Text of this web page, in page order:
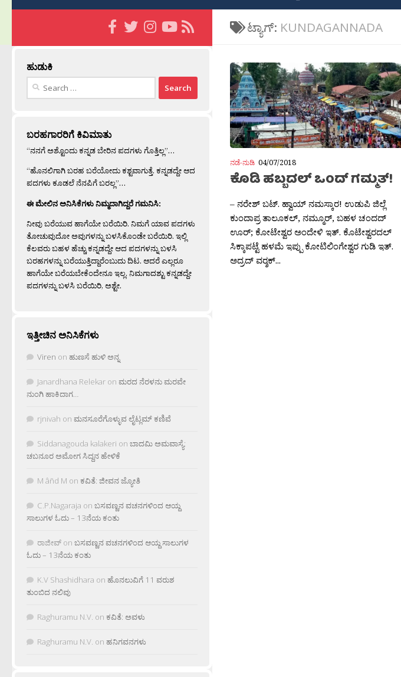
ಟ್ಯಾಗ್: KUNDAGANNADA
ನಡೆ-ನುಡಿ 04/07/2018
ಕೊಡಿ ಹಬ್ಬದಲ್ ಒಂದ್ ಗಮ್ಮತ್!
– ನರೇಶ್ ಬಟ್. ಹ್ವಾಯ್ ನಮಸ್ಕಾರ! ಉಡುಪಿ ಜಿಲ್ಲೆ
ಕುಂದಾಪ್ರ ತಾಲೂಕಲ್, ನಮ್ಮೂರ್, ಬಹಳ ಚಂದದ್
ಊರ‍್; ಕೋಟೇಶ್ವರ ಅಂದೇಳಿ ಇತ್. ಕೊಟೇಶ್ವರದಲ್
ಸಿಕ್ಕಾಪಟ್ಟೆ ಹಳಮೆ ಇಪ್ಪು ಕೋಟಿಲಿಂಗೇಶ್ವರ ಗುಡಿ ಇತ್.
ಅದ್ರದ್ ವರ‍್ಶಕ್...
ಹುಡುಕಿ
Search
ಬರಹಗಾರರಿಗೆ ಕಿವಿಮಾತು
“ನನಗೆ ಅಶ್ಟೊಂದು ಕನ್ನಡ ಬೇರಿನ ಪದಗಳು ಗೊತ್ತಿಲ್ಲ”…
“ಹೊನಲಿಗಾಗಿ ಬರಹ ಬರೆಯೋದು ಕಶ್ಟವಾಗುತ್ತೆ. ಕನ್ನಡದ್ದೇ ಆದ
ಪದಗಳು ಕೂಡಲೆ ನೆನಪಿಗೆ ಬರಲ್ಲ”…
ಈ ಮೇಲಿನ ಅನಿಸಿಕೆಗಳು ನಿಮ್ಮದಾಗಿದ್ದರೆ ಗಮನಿಸಿ:
ನೀವು ಬರೆಯುವ ಹಾಗೆಯೇ ಬರೆಯಿರಿ. ನಿಮಗೆ ಯಾವ ಪದಗಳು
ತೋಚುವುದೋ ಅವುಗಳನ್ನು ಬಳಸಿಕೊಂಡೇ ಬರೆಯಿರಿ. ಇಲ್ಲಿ
ಕೆಲವರು ಬಹಳ ಹೆಚ್ಚು ಕನ್ನಡದ್ದೇ ಆದ ಪದಗಳನ್ನು ಬಳಸಿ
ಬರಹಗಳನ್ನು ಬರೆಯುತ್ತಿದ್ದಾರೆಂಬುದು ದಿಟ. ಆದರೆ ಎಲ್ಲರೂ
ಹಾಗೆಯೇ ಬರೆಯಬೇಕೆಂದೇನೂ ಇಲ್ಲ. ನಿಮಗಾದಶ್ಟು ಕನ್ನಡದ್ದೇ
ಪದಗಳನ್ನು ಬಳಸಿ ಬರೆಯಿರಿ, ಅಶ್ಟೇ.
ಇತ್ತೀಚಿನ ಅನಿಸಿಕೆಗಳು
Viren on ಹುಣಸೆ ಹುಳಿ ಅನ್ನ
Janardhana Relekar on ಮರದ ನೆರಳನು ಮರವೇ
ನುಂಗಿ ಹಾಕಿದಾಗ…
rjnivah on ಮನಸೂರೆಗೊಳ್ಳುವ ಲೈಟ್ಲಮ್ ಕಣಿವೆ
Siddanagouda kalakeri on ಬಾದಮಿ ಅಮವಾಸ್ಯೆ:
ಚಬನೂರ ಅಮೋಗ ಸಿದ್ದನ ಹೇಳಿಕೆ
M âñd M on ಕವಿತೆ: ಜೀವನ ಜ್ಯೋತಿ
C.P.Nagaraja on ಬಸವಣ್ಣನ ವಚನಗಳಿಂದ ಆಯ್ದ
ಸಾಲುಗಳ ಓದು – 13ನೆಯ ಕಂತು
ರಾಜೀವ್ on ಬಸವಣ್ಣನ ವಚನಗಳಿಂದ ಆಯ್ದ ಸಾಲುಗಳ
ಓದು – 13ನೆಯ ಕಂತು
K.V Shashidhara on ಹೊನಲುವಿಗೆ 11 ವರುಶ
ತುಂಬಿದ ನಲಿವು
Raghuramu N.V. on ಕವಿತೆ: ಅವಳು
Raghuramu N.V. on ಹನಿಗವನಗಳು